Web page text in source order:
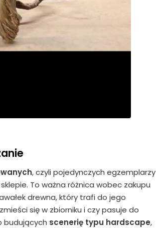
, czyli pojedynczych egzemplarzy
To ważna różnica wobec zakupu
drewna, który trafi do jego
się w zbiorniku i czy pasuje do
budujących scenerię typu hardscape,